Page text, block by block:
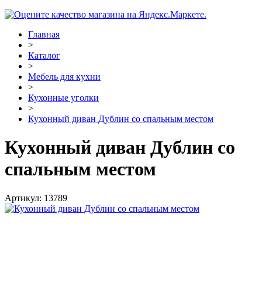
Главная
>
Каталог
>
Мебель для кухни
>
Кухонные уголки
>
Кухонный диван Дублин со спальным местом
Кухонный диван Дублин со
спальным местом
Артикул: 13789